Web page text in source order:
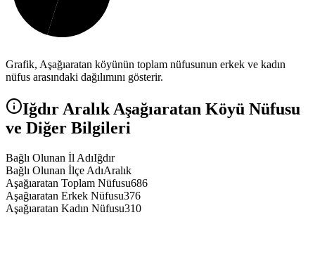
Grafik, Aşağıaratan köyünün toplam nüfusunun erkek ve kadın
nüfus arasındaki dağılımını gösterir.
Iğdır Aralık Aşağıaratan Köyü Nüfusu
ve Diğer Bilgileri
Bağlı Olunan İl AdıIğdır
Bağlı Olunan İlçe AdıAralık
Aşağıaratan Toplam Nüfusu686
Aşağıaratan Erkek Nüfusu376
Aşağıaratan Kadın Nüfusu310